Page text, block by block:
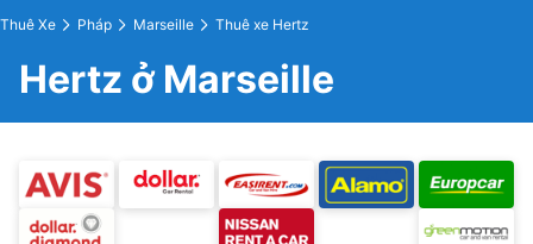
Thuê Xe Pháp Marseille Thuê xe Hertz
Hertz ở Marseille